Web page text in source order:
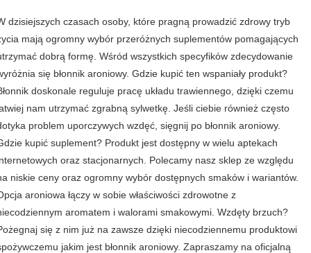
dzisiejszych czasach osoby, które pragną prowadzić zdrowy tryb
mają ogromny wybór przeróżnych suplementów pomagających
dobrą formę. Wśród wszystkich specyfików zdecydowanie
się błonnik aroniowy. Gdzie kupić ten wspaniały produkt?
doskonale reguluje pracę układu trawiennego, dzięki czemu
nam utrzymać zgrabną sylwetkę. Jeśli ciebie również często
problem uporczywych wzdęć, sięgnij po błonnik aroniowy.
kupić suplement? Produkt jest dostępny w wielu aptekach
oraz stacjonarnych. Polecamy nasz sklep ze względu
niskie ceny oraz ogromny wybór dostępnych smaków i wariantów.
aroniowa łączy w sobie właściwości zdrowotne z
aromatem i walorami smakowymi. Wzdęty brzuch?
się z nim już na zawsze dzięki niecodziennemu produktowi
jakim jest błonnik aroniowy. Zapraszamy na oficjalną